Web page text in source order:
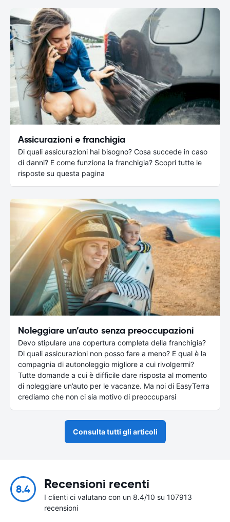
Assicurazioni e franchigia
Di quali assicurazioni hai bisogno? Cosa succede in caso
di danni? E come funziona la franchigia? Scopri tutte le
risposte su questa pagina
Noleggiare un’auto senza preoccupazioni
Devo stipulare una copertura completa della franchigia?
Di quali assicurazioni non posso fare a meno? E qual è la
compagnia di autonoleggio migliore a cui rivolgermi?
Tutte domande a cui è difficile dare risposta al momento
di noleggiare un’auto per le vacanze. Ma noi di EasyTerra
crediamo che non ci sia motivo di preoccuparsi
Consulta tutti gli articoli
8.4 Recensioni recenti
I clienti ci valutano con un 8.4/10 su 107913
recensioni